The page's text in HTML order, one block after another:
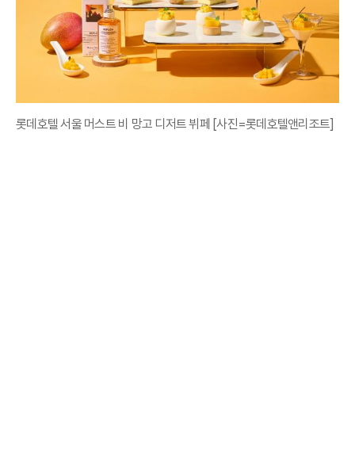
롯데호텔 서울 머스트 비 망고 디저트 뷔페 [사진=롯데호텔앤리조트]